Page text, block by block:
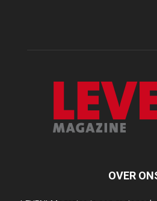
OVER